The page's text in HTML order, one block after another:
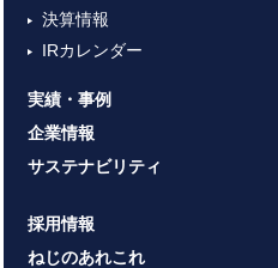
決算情報
IRカレンダー
実績・事例
企業情報
サステナビリティ
採用情報
ねじのあれこれ